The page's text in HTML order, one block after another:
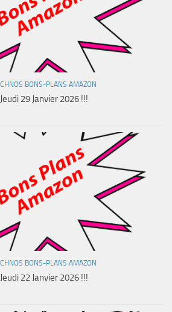
BONS-PLANS AMAZON
29 Janvier 2026 !!!
BONS-PLANS AMAZON
22 Janvier 2026 !!!